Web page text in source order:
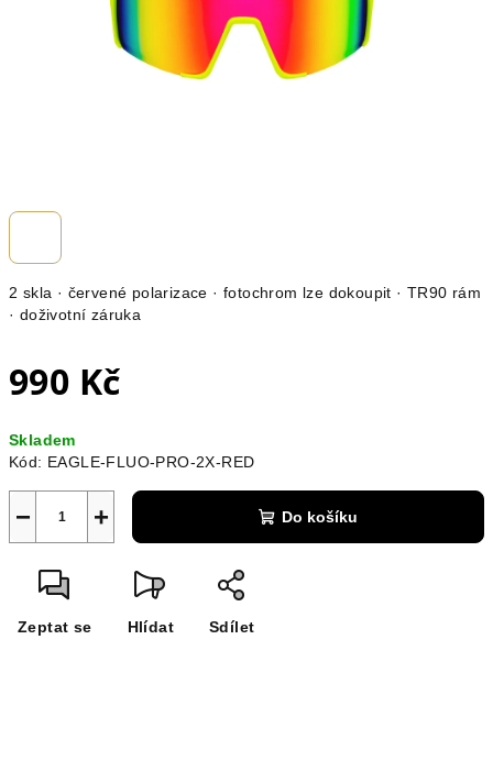
2 skla · červené polarizace · fotochrom lze dokoupit · TR90 rám
· doživotní záruka
990 Kč
cena:
Skladem
Kód: EAGLE-FLUO-PRO-2X-RED
+
− Do košíku
Zeptat se Hlídat Sdílet